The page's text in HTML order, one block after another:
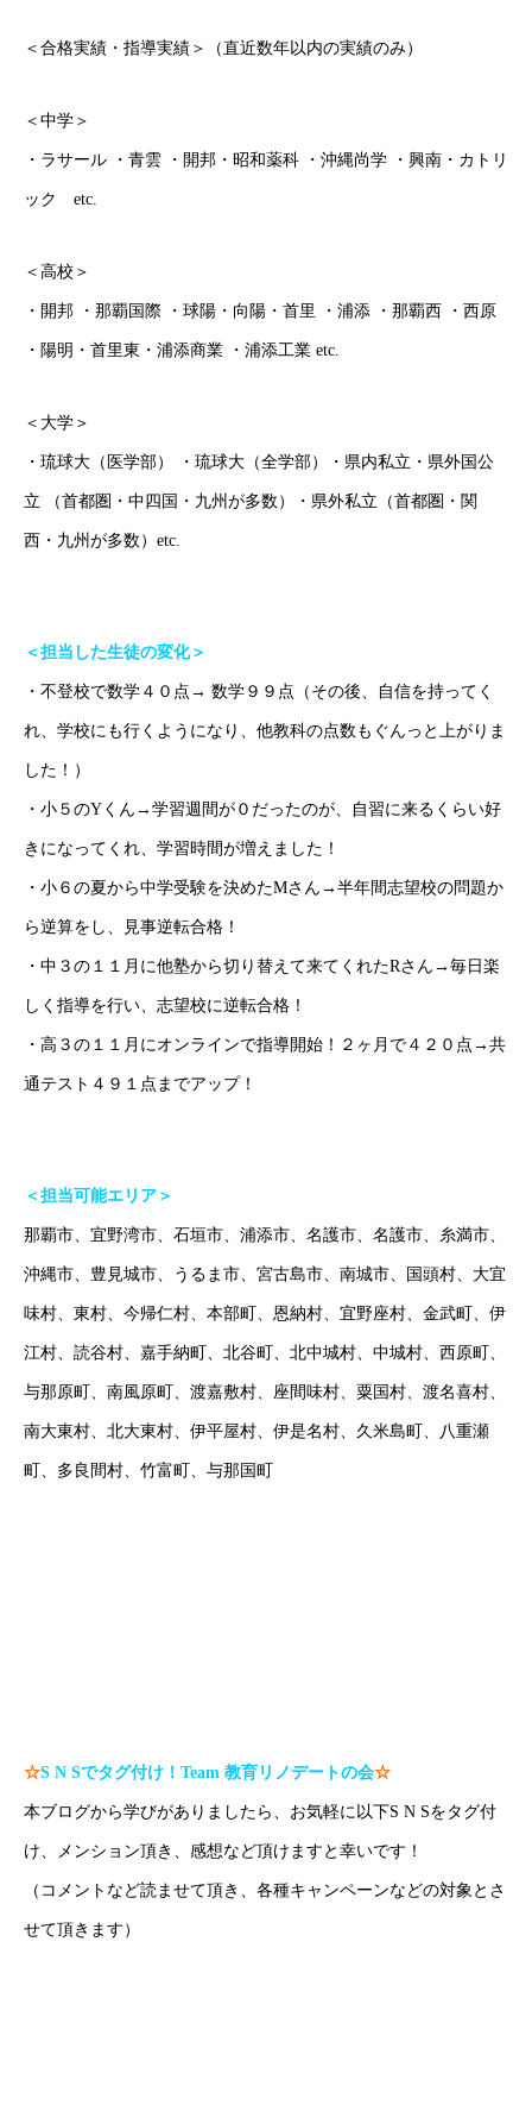
学年別コース紹介
成果報告
各種SNS
ブログ
＜合格実績・指導実績＞（直近数年以内の実績のみ）
＜中学＞
・ラサール ・青雲 ・開邦・昭和薬科 ・沖縄尚学 ・興南・カトリ
ック etc.
＜高校＞
・開邦 ・那覇国際 ・球陽・向陽・首里 ・浦添 ・那覇西 ・西原
・陽明・首里東・浦添商業 ・浦添工業 etc.
＜大学＞
・琉球大（医学部） ・琉球大（全学部）・県内私立・県外国公
立 （首都圏・中四国・九州が多数）・県外私立（首都圏・関
西・九州が多数）etc.
＜担当した生徒の変化＞
・不登校で数学４０点→ 数学９９点（その後、自信を持ってく
れ、学校にも行くようになり、他教科の点数もぐんっと上がりま
した！）
・小５のYくん→学習週間が０だったのが、自習に来るくらい好
きになってくれ、学習時間が増えました！
・小６の夏から中学受験を決めたMさん→半年間志望校の問題か
ら逆算をし、見事逆転合格！
・中３の１１月に他塾から切り替えて来てくれたRさん→毎日楽
しく指導を行い、志望校に逆転合格！
・高３の１１月にオンラインで指導開始！２ヶ月で４２０点→共
通テスト４９１点までアップ！
＜担当可能エリア＞
那覇市、宜野湾市、石垣市、浦添市、名護市、名護市、糸満市、
沖縄市、豊見城市、うるま市、宮古島市、南城市、国頭村、大宜
味村、東村、今帰仁村、本部町、恩納村、宜野座村、金武町、伊
江村、読谷村、嘉手納町、北谷町、北中城村、中城村、西原町、
与那原町、南風原町、渡嘉敷村、座間味村、粟国村、渡名喜村、
南大東村、北大東村、伊平屋村、伊是名村、久米島町、八重瀬
町、多良間村、竹富町、与那国町
☆S N Sでタグ付け！ Team 教育リノデートの会☆
本ブログから学びがありましたら、お気軽に以下S N Sをタグ付
け、メンション頂き、感想など頂けますと幸いです！
（コメントなど読ませて頂き、各種キャンペーンなどの対象とさ
せて頂きます）